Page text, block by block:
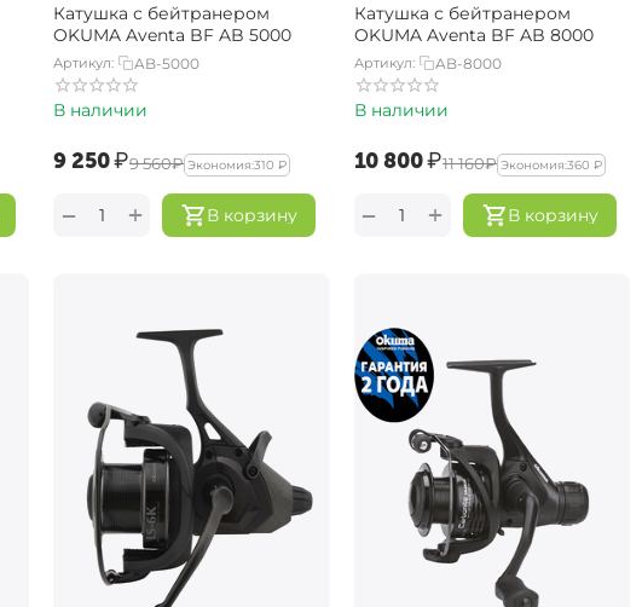
Катушка с бейтранером
OKUMA Aventa BF AB 5000
Артикул: AB-5000
В наличии
‍9 250‍₽‍9 560‍₽ Экономия:310 ₽
В корзину
+
−
Катушка с бейтранером
OKUMA Aventa BF AB 8000
Артикул: AB-8000
В наличии
‍10 800‍₽‍11 160‍₽ Экономия:360 ₽
В корзину
+
−